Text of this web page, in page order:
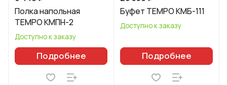
Полка напольная
TEMPO КМПН-2
Доступно к заказу
Подробнее
Буфет TEMPO КМБ-111
Доступно к заказу
Подробнее